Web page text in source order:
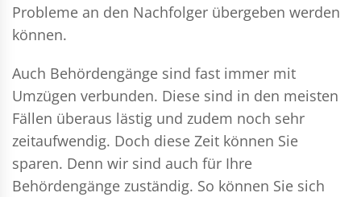
Probleme an den Nachfolger übergeben werden
können.
Auch Behördengänge sind fast immer mit
Umzügen verbunden. Diese sind in den meisten
Fällen überaus lästig und zudem noch sehr
zeitaufwendig. Doch diese Zeit können Sie
sparen. Denn wir sind auch für Ihre
Behördengänge zuständig. So können Sie sich